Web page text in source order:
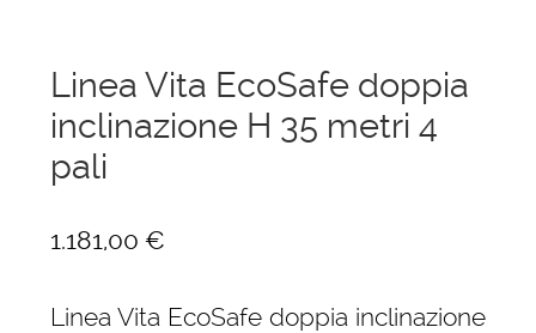
Linea Vita EcoSafe doppia
inclinazione H 35 metri 4
pali
1.181,00 €
Linea Vita EcoSafe doppia inclinazione